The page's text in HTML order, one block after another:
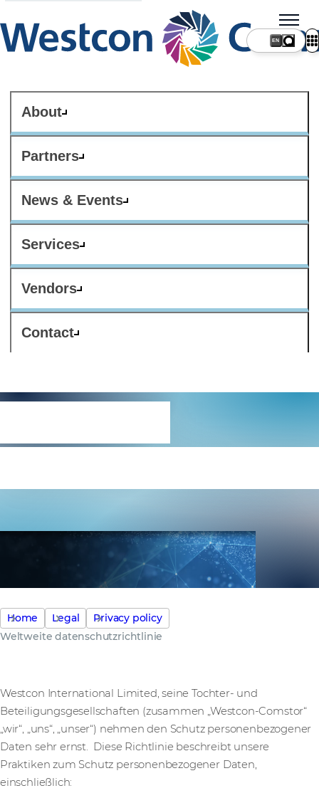
About
Partners
News & Events
Services
Vendors
Contact
Home Legal
Privacy policy
Weltweite datenschutzrichtlinie
Westcon International Limited, seine Tochter- und
Beteiligungsgesellschaften (zusammen „Westcon-Comstor“
„wir“, „uns“, „unser“) nehmen den Schutz personenbezogener
Daten sehr ernst. Diese Richtlinie beschreibt unsere
Praktiken zum Schutz personenbezogener Daten,
einschließlich: